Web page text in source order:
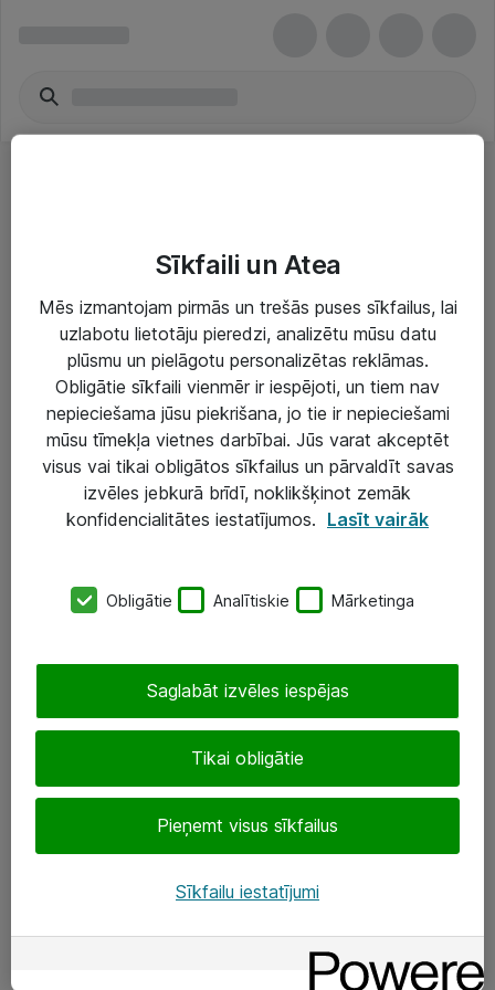
Risinājumi & Pakalpojumi
IT serviss un atbalsts
IT infrastruktūra
Darba vietu IT risinājumi
SIA „ATEA”
+(371) 67 81 90 50
eShop@atea.lv
Sekojiet mums
Sīkfaili un Atea
Mēs izmantojam pirmās un trešās puses sīkfailus, lai
uzlabotu lietotāju pieredzi, analizētu mūsu datu
plūsmu un pielāgotu personalizētas reklāmas.
Obligātie sīkfaili vienmēr ir iespējoti, un tiem nav
nepieciešama jūsu piekrišana, jo tie ir nepieciešami
mūsu tīmekļa vietnes darbībai. Jūs varat akceptēt
visus vai tikai obligātos sīkfailus un pārvaldīt savas
izvēles jebkurā brīdī, noklikšķinot zemāk
konfidencialitātes iestatījumos. Lasīt vairāk
Obligātie Analītiskie Mārketinga
Tikai obligātie
Pieņemt visus sīkfailus
Saglabāt izvēles iespējas
Sīkfailu iestatījumi